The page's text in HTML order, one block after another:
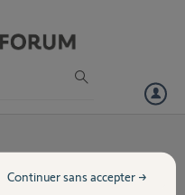
et Tahoma ?
Continuer sans accepter →